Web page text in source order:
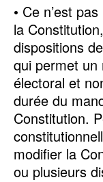
• Ce n’est
la
dispositions
qui permet un
électoral et
durée du
Constitution.
modifier la
ou plusieurs